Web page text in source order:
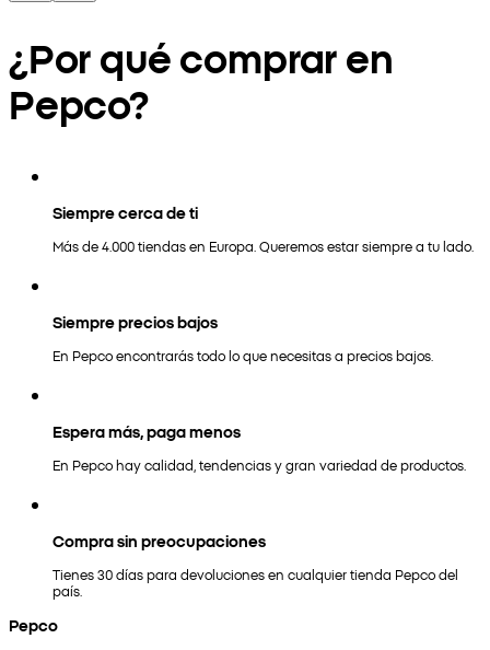
¿Por qué comprar en
Pepco?
Siempre cerca de ti
Más de 4.000 tiendas en Europa. Queremos estar siempre a tu lado.
Siempre precios bajos
En Pepco encontrarás todo lo que necesitas a precios bajos.
Espera más, paga menos
En Pepco hay calidad, tendencias y gran variedad de productos.
Compra sin preocupaciones
Tienes 30 días para devoluciones en cualquier tienda Pepco del
país.
Pepco